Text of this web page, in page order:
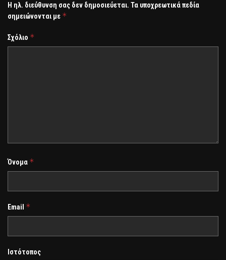
Η ηλ. διεύθυνση σας δεν δημοσιεύεται. Τα υποχρεωτικά πεδία
σημειώνονται με *
Σχόλιο *
Όνομα *
Email *
Ιστότοπος